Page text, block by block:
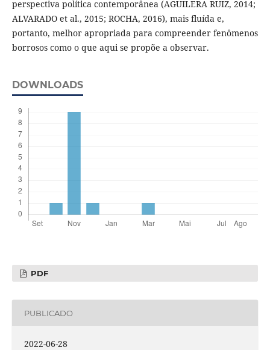
perspectiva política contemporânea (AGUILERA RUIZ, 2014;
ALVARADO et al., 2015; ROCHA, 2016), mais fluída e,
portanto, melhor apropriada para compreender fenômenos
borrosos como o que aqui se propõe a observar.
DOWNLOADS
PDF
PUBLICADO
2022-06-28